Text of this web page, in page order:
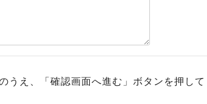
うえ、「確認画面へ進む」ボタンを押して